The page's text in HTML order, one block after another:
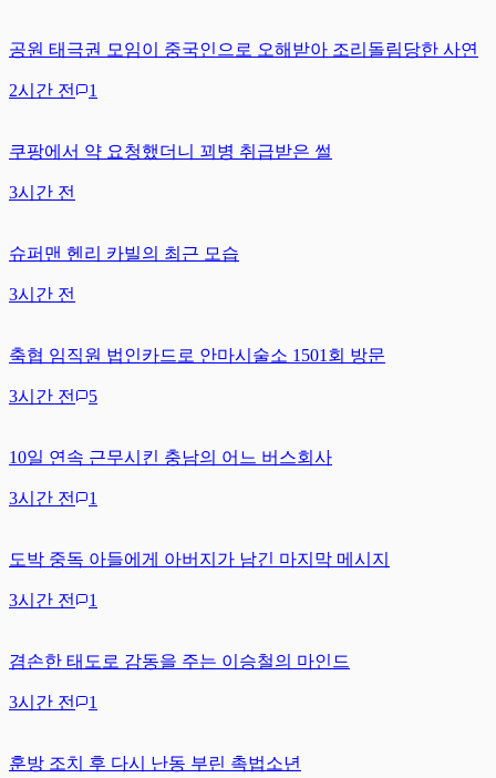
공원 태극권 모임이 중국인으로 오해받아 조리돌림당한 사연
2시간 전 1
쿠팡에서 약 요청했더니 꾀병 취급받은 썰
3시간 전
슈퍼맨 헨리 카빌의 최근 모습
3시간 전
축협 임직원 법인카드로 안마시술소 1501회 방문
3시간 전 5
10일 연속 근무시킨 충남의 어느 버스회사
3시간 전 1
도박 중독 아들에게 아버지가 남긴 마지막 메시지
3시간 전 1
겸손한 태도로 감동을 주는 이승철의 마인드
3시간 전 1
훈방 조치 후 다시 난동 부린 촉법소년